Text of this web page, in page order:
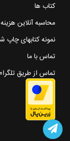
کتاب ها
محاسبه آنلاین
نمونه کتابهای چاپ
تماس با ما
تماس از طریق